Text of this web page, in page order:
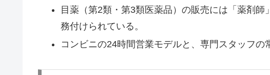
目薬（第2類・第3類医薬品）の販売には「薬剤
務付けられている。
コンビニの24時間営業モデルと、専門スタッフの